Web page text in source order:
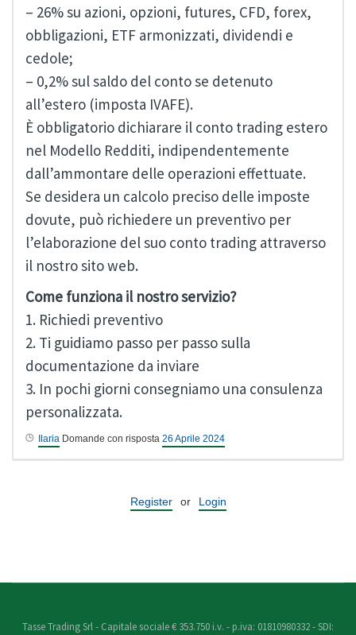
– 26% su azioni, opzioni, futures, CFD, forex,
obbligazioni, ETF armonizzati, dividendi e
cedole;
– 0,2% sul saldo del conto se detenuto
all’estero (imposta IVAFE).
È obbligatorio dichiarare il conto trading estero
nel Modello Redditi, indipendentemente
dall’ammontare delle operazioni effettuate.
Se desidera un calcolo preciso delle imposte
dovute, può richiedere un preventivo per
l’elaborazione del suo conto trading attraverso
il nostro sito web.
Come funziona il nostro servizio?
1. Richiedi preventivo
2. Ti guidiamo passo per passo sulla
documentazione da inviare
3. In pochi giorni consegniamo una consulenza
personalizzata.
Ilaria Domande con risposta 26 Aprile 2024
Register or Login
Tasse Trading Srl - Capitale sociale € 353.750 i.v. - p.iva: 01810980332 - SDI: